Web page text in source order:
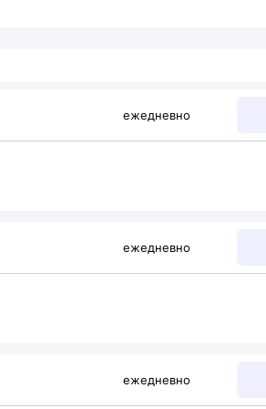
ежедневно
ежедневно
ежедневно